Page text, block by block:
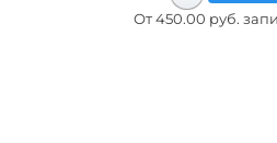
От 450.00 руб.